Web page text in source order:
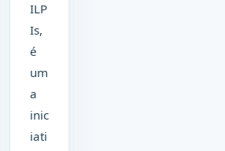
ILP
Is,
é
um
a
inic
iati